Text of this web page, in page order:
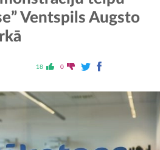
Ventspils Augsto
18 0